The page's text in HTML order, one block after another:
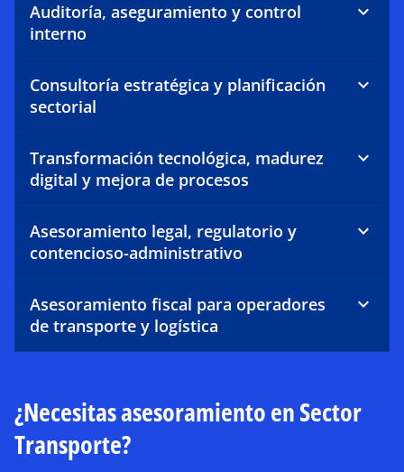
Auditoría, aseguramiento y control
interno
Consultoría estratégica y planificación
sectorial
Transformación tecnológica, madurez
digital y mejora de procesos
Asesoramiento legal, regulatorio y
contencioso-administrativo
Asesoramiento fiscal para operadores
de transporte y logística
¿Necesitas asesoramiento en Sector
Transporte?